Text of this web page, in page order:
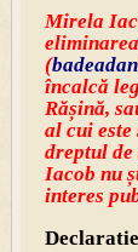
Mirela
(
încalcă
Rășină,
al cui
dreptul
Iacob nu
interes